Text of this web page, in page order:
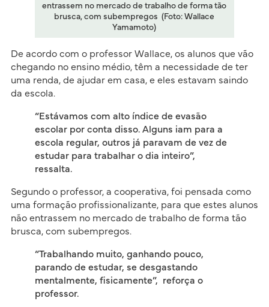
entrassem no mercado de trabalho de forma tão
brusca, com subempregos (Foto: Wallace
Yamamoto)
De acordo com o professor Wallace, os alunos que vão
chegando no ensino médio, têm a necessidade de ter
uma renda, de ajudar em casa, e eles estavam saindo
da escola.
“Estávamos com alto índice de evasão
escolar por conta disso. Alguns iam para a
escola regular, outros já paravam de vez de
estudar para trabalhar o dia inteiro”,
ressalta.
Segundo o professor, a cooperativa, foi pensada como
uma formação profissionalizante, para que estes alunos
não entrassem no mercado de trabalho de forma tão
brusca, com subempregos.
“Trabalhando muito, ganhando pouco,
parando de estudar, se desgastando
mentalmente, fisicamente”, reforça o
professor.